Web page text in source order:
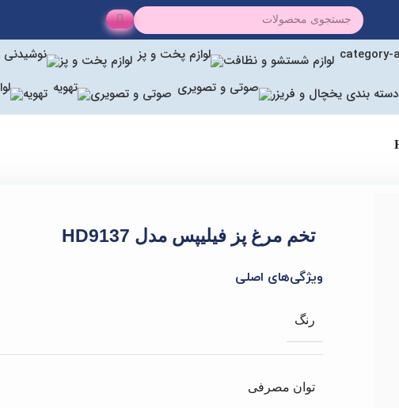
لوازم شستشو و نظافت لوازم پخت و پز
دسته بندی یخچال و فریزر صوتی و تصویری تهویه
تخم مرغ پز فیلیپس مدل HD9137
ویژگی‌های اصلی
رنگ
توان مصرفی